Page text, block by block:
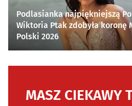
Podlasianka najpiękniejszą
Wiktoria Ptak zdobyła koronę
Polski 2026
MASZ CIEKAWY